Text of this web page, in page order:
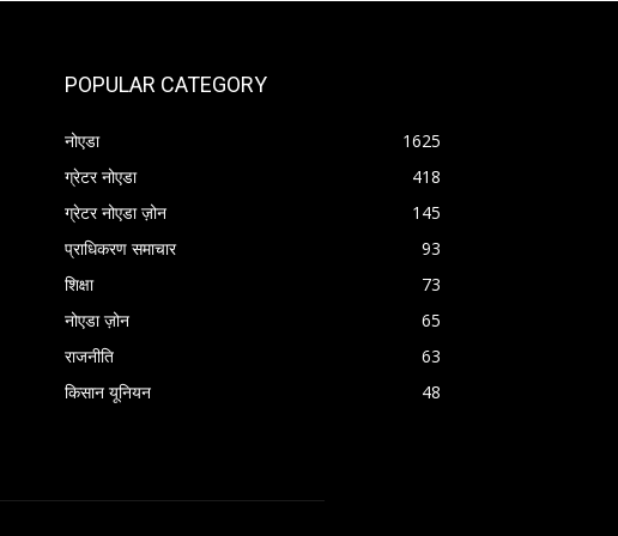
POPULAR CATEGORY
नोएडा
1625
ग्रेटर नोएडा
418
ग्रेटर नोएडा ज़ोन
145
प्राधिकरण समाचार
93
शिक्षा
73
नोएडा ज़ोन
65
राजनीति
63
किसान यूनियन
48